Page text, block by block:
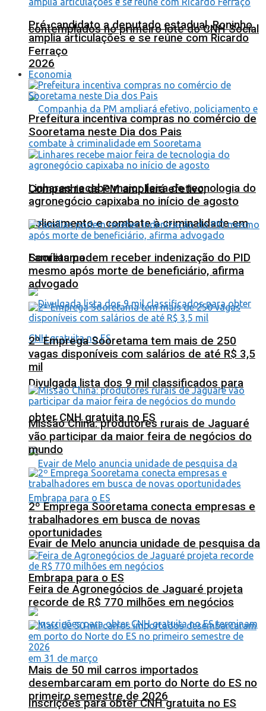
contemplados no primeiro lote do CNH Social
2026
Companhia da PM ampliará efetivo,
policiamento e combate à criminalidade em
Sooretama
Divulgada lista dos 9 mil classificados para
obter CNH gratuita no ES
Evair de Melo anuncia unidade de pesquisa da
Embrapa para o ES
Inscrições para obter CNH gratuita no ES
Pré-candidato a deputado estadual, Roninho
amplia articulações e se reúne com Ricardo
Ferraço
Economia
Prefeitura incentiva compras no comércio de
Sooretama neste Dia dos Pais
Linhares recebe maior feira de tecnologia do
agronegócio capixaba no início de agosto
Famílias podem receber indenização do PID
mesmo após morte de beneficiário, afirma
advogado
2º Emprega Sooretama tem mais de 250
vagas disponíveis com salários de até R$ 3,5
mil
Missão China: produtores rurais de Jaguaré
vão participar da maior feira de negócios do
mundo
2º Emprega Sooretama conecta empresas e
trabalhadores em busca de novas
oportunidades
Feira de Agronegócios de Jaguaré projeta
recorde de R$ 770 milhões em negócios
Mais de 50 mil carros importados
desembarcaram em porto do Norte do ES no
primeiro semestre de 2026